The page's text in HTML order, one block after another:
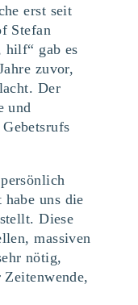
erst seit
Stefan
hilf“ gab es
zuvor,
Der
und
uns die
Diese
massiven
nötig,